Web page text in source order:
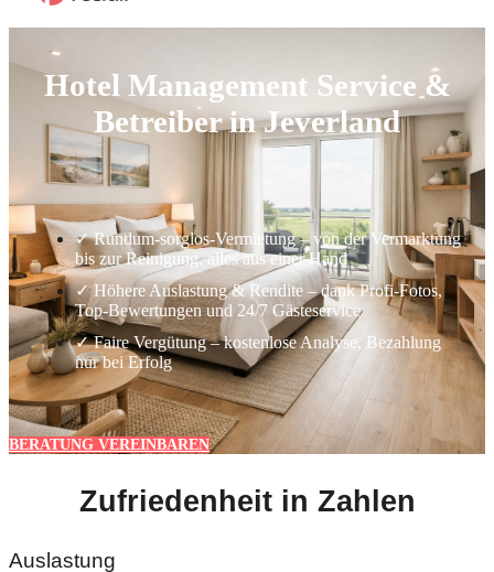
Hotel Management Service &
Betreiber in Jeverland
✓ Rundum-sorglos-Vermietung – von der Vermarktung
bis zur Reinigung, alles aus einer Hand
✓ Höhere Auslastung & Rendite – dank Profi-Fotos,
Top-Bewertungen und 24/7 Gästeservice
✓ Faire Vergütung – kostenlose Analyse, Bezahlung
nur bei Erfolg
BERATUNG VEREINBAREN
Zufriedenheit in Zahlen
Auslastung